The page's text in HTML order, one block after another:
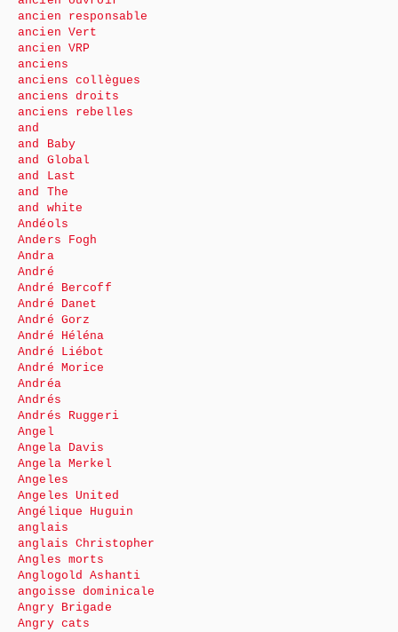
ancien responsable
ancien Vert
ancien VRP
anciens
anciens collègues
anciens droits
anciens rebelles
and
and Baby
and Global
and Last
and The
and white
Andéols
Anders Fogh
Andra
André
André Bercoff
André Danet
André Gorz
André Héléna
André Liébot
André Morice
Andréa
Andrés
Andrés Ruggeri
Angel
Angela Davis
Angela Merkel
Angeles
Angeles United
Angélique Huguin
anglais
anglais Christopher
Angles morts
Anglogold Ashanti
angoisse dominicale
Angry Brigade
Angry cats